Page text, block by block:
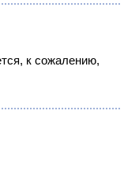
к сожалению,